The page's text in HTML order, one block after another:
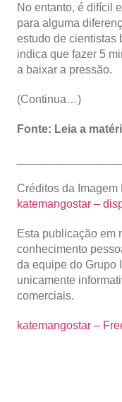
No entanto, é difícil
para alguma
estudo de cientistas
indica que fazer 5
a baixar a pressão.
(Continua…)
Fonte: Leia a
Créditos da Imagem
katemangostar –
Esta publicação em
conhecimento
da equipe do Grupo
unicamente
comerciais.
katemangostar –